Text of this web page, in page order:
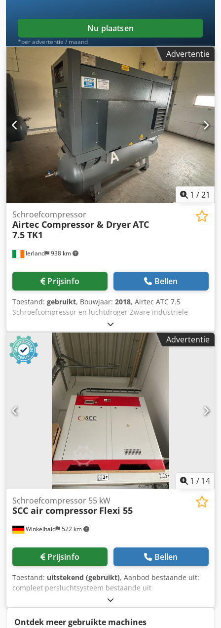
Nu plaatsen
*per advertentie / maand
Advertentie
1 /21
Ierland 938 km
Schroefcompressor
Airtec Compressor & DryerATC
7.5 TK1
Prijsinfo Bellen
Toestand: gebruikt, Bouwjaar: 2018, Airtec ATC 7.5
Schroefcompressor en luchtdroger Zware industriële
compressor. Specificaties Bouwjaar: 2018 Cjdpjzf Ivujfx
Akleha Motorvermogen: 7,5 kW (10PK) Maximale druk: 8
bar Vrije luchtopbrengst: 1,1 m³/min Tankcapaciteit opties:
500 liter Stroomvoorziening: 3-fase stroom Pomptype:
Riem-aangedreven, gietijzeren zuiger
Advertentie
1 / 14
Winkelhaid 522 km
Schroefcompressor 55 kW
SCC air compressor Flexi 55
Prijsinfo Bellen
Toestand: uitstekend (gebruikt), Aanbod bestaande uit:
compleet persluchtsysteem bestaande uit
schroefcompressor SCC Flexi 55kW, luchtgekoeld,
koeldroger SCC DRA 480, slechts ca. 2000 bedrijfsuren
onder belasting, persluchtketel 1000 liter merk OKS,
Ontdek meer gebruikte machines